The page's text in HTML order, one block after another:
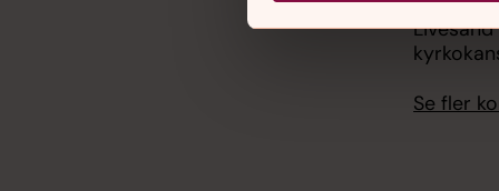
Se fler